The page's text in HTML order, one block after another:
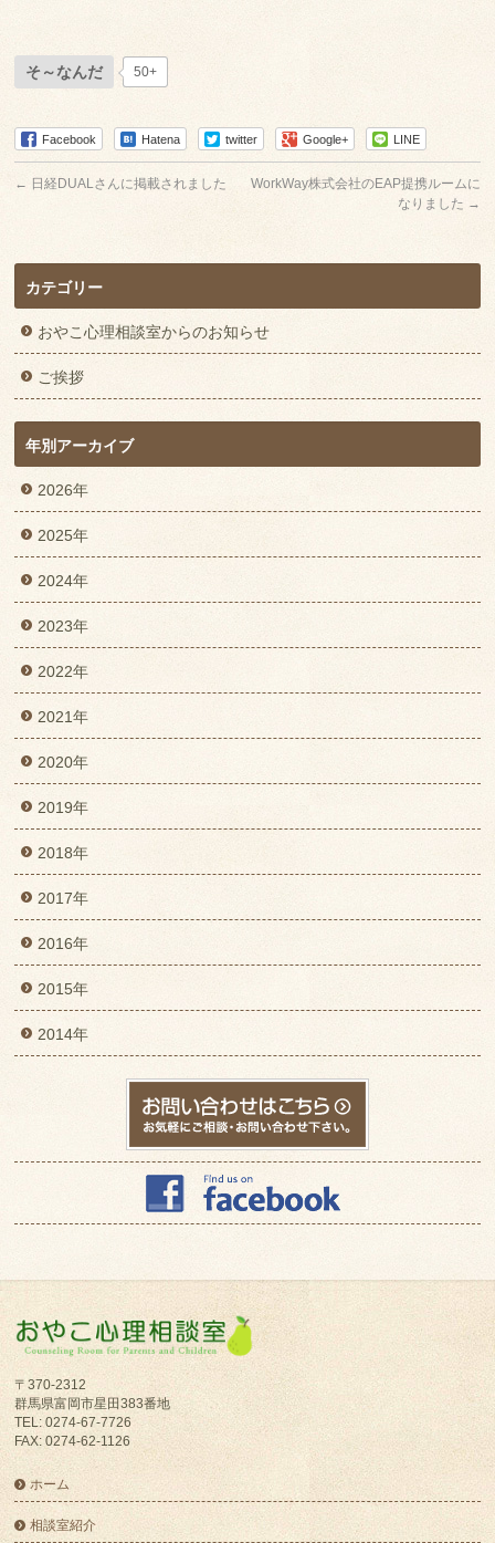
そ～なんだ 50+
Facebook Hatena twitter Google+ LINE
← 日経DUALさんに掲載されました
WorkWay株式会社のEAP提携ルームに
なりました →
カテゴリー
おやこ心理相談室からのお知らせ
ご挨拶
年別アーカイブ
2026年
2025年
2024年
2023年
2022年
2021年
2020年
2019年
2018年
2017年
2016年
2015年
2014年
〒370-2312
群馬県富岡市星田383番地
TEL: 0274-67-7726
FAX: 0274-62-1126
ホーム
相談室紹介